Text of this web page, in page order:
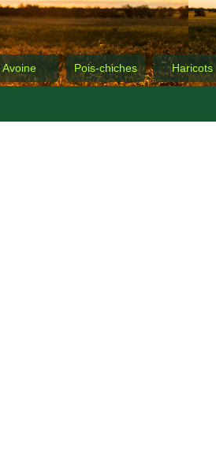
Avoine Pois-chiches Haricots